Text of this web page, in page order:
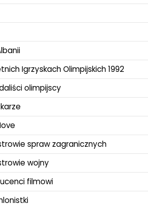
Igrzyskach Olimpijskich 1992
olimpijscy
spraw zagranicznych
wojny
filmowi